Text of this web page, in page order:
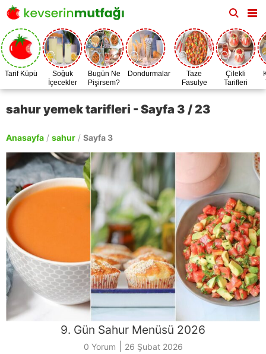
Tarif Küpü
Soğuk
İçecekler
Bugün Ne
Pişirsem?
Dondurmalar
Taze
Fasulye
Zamanı
Çilekli
Tarifleri
sahur yemek tarifleri - Sayfa 3 / 23
Anasayfa / sahur / Sayfa 3
9. Gün Sahur Menüsü 2026
0 Yorum 26 Şubat 2026